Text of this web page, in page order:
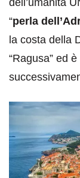
dell’umanità
“perla
la costa della
“Ragusa” ed